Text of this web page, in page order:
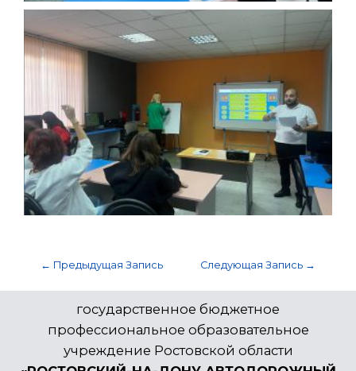
← Предыдущая Запись Следующая Запись →
государственное бюджетное
профессиональное образовательное
учреждение Ростовской области